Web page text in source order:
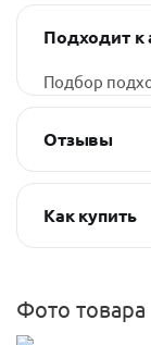
Подходит к
Подбор
Отзывы
Как купить
Фото товара